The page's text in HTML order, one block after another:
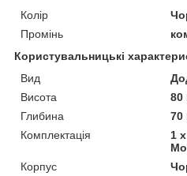
Колір
Промінь
Користувальницькі
Вид
Висота
Глибина
70
Комплектація
1
Корпус